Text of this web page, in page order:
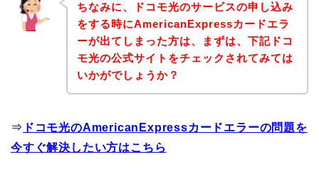
ちなみに、ドコモ光のサービスの申し込み
をする時にAmericanExpressカードエラ
ーが出てしまった方は、まずは、下記ドコ
モ光の公式サイトをチェックされてみては
いかがでしょうか？
⇒ ドコモ光のAmericanExpressカードエラーの問題を
今すぐ解決したい方はこちら